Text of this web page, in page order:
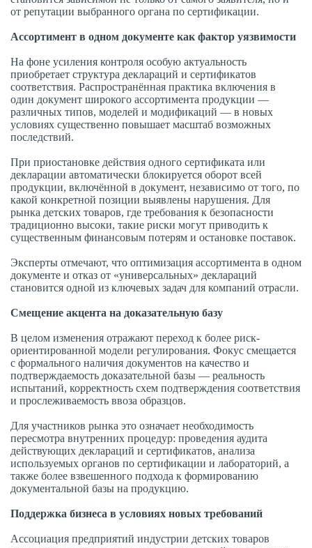
от репутации выбранного органа по сертификации.
Ассортимент в одном документе как фактор уязвимости
На фоне усиления контроля особую актуальность
приобретает структура деклараций и сертификатов
соответствия. Распространённая практика включения в
один документ широкого ассортимента продукции —
различных типов, моделей и модификаций — в новых
условиях существенно повышает масштаб возможных
последствий.
При приостановке действия одного сертификата или
декларации автоматически блокируется оборот всей
продукции, включённой в документ, независимо от того, по
какой конкретной позиции выявлены нарушения. Для
рынка детских товаров, где требования к безопасности
традиционно высоки, такие риски могут приводить к
существенным финансовым потерям и остановке поставок.
Эксперты отмечают, что оптимизация ассортимента в одном
документе и отказ от «универсальных» деклараций
становится одной из ключевых задач для компаний отрасли.
Смещение акцента на доказательную базу
В целом изменения отражают переход к более риск-
ориентированной модели регулирования. Фокус смещается
с формального наличия документов на качество и
подтверждаемость доказательной базы — реальность
испытаний, корректность схем подтверждения соответствия
и прослеживаемость ввоза образцов.
Для участников рынка это означает необходимость
пересмотра внутренних процедур: проведения аудита
действующих деклараций и сертификатов, анализа
используемых органов по сертификации и лабораторий, а
также более взвешенного подхода к формированию
документальной базы на продукцию.
Поддержка бизнеса в условиях новых требований
Ассоциация предприятий индустрии детских товаров